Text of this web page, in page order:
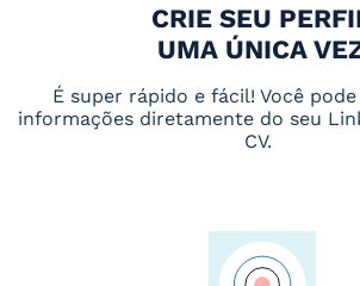
CRIE SEU
UMA ÚNICA
É super rápido e fácil! Você
informações diretamente do seu
CV.